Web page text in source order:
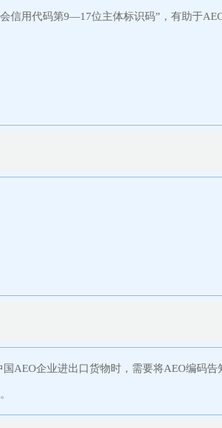
信用代码第9—17位主体标识码”，有助于
AEO企业进出口货物时，需要将AEO编码告